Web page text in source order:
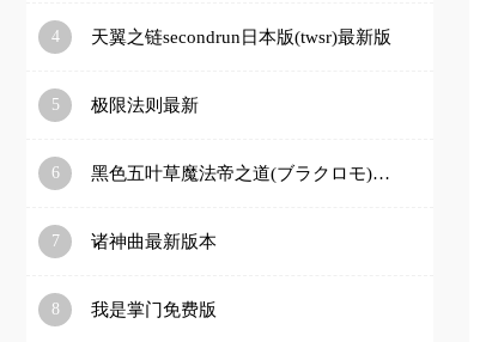
4 天翼之链secondrun日本版(twsr)最新版
5 极限法则最新
6 黑色五叶草魔法帝之道(ブラクロモ)官方下载
7 诸神曲最新版本
8 我是掌门免费版